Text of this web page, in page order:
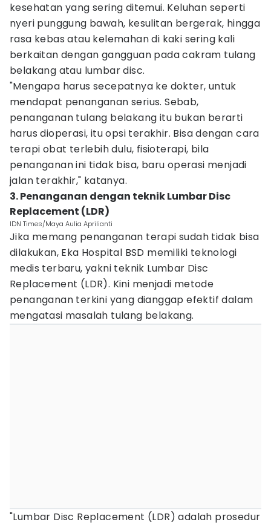
kesehatan yang sering ditemui. Keluhan seperti
nyeri punggung bawah, kesulitan bergerak, hingga
rasa kebas atau kelemahan di kaki sering kali
berkaitan dengan gangguan pada cakram tulang
belakang atau lumbar disc.
"Mengapa harus secepatnya ke dokter, untuk
mendapat penanganan serius. Sebab,
penanganan tulang belakang itu bukan berarti
harus dioperasi, itu opsi terakhir. Bisa dengan cara
terapi obat terlebih dulu, fisioterapi, bila
penanganan ini tidak bisa, baru operasi menjadi
jalan terakhir," katanya.
3. Penanganan dengan teknik Lumbar Disc
Replacement (LDR)
IDN Times/Maya Aulia Aprilianti
Jika memang penanganan terapi sudah tidak bisa
dilakukan, Eka Hospital BSD memiliki teknologi
medis terbaru, yakni teknik Lumbar Disc
Replacement (LDR). Kini menjadi metode
penanganan terkini yang dianggap efektif dalam
mengatasi masalah tulang belakang.
"Lumbar Disc Replacement (LDR) adalah prosedur